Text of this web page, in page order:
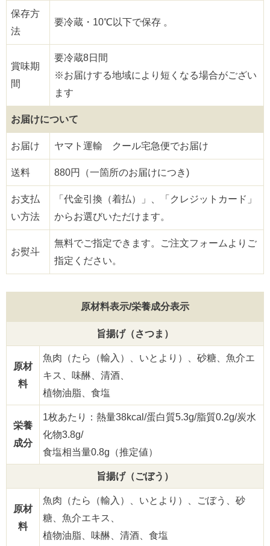
保存方
法
要冷蔵・10℃以下で保存 。
賞味期
間
要冷蔵8日間
※お届けする地域により短くなる場合がござい
ます
お届けについて
お届け ヤマト運輸 クール宅急便でお届け
送料 880円（一箇所のお届けにつき)
お支払
い方法
「代金引換（着払）」、「クレジットカード」
からお選びいただけます。
お熨斗
無料でご指定できます。ご注文フォームよりご
指定ください。
原材料表示/栄養成分表示
旨揚げ（さつま）
原材
料
魚肉（たら（輸入）、いとより）、砂糖、魚介エ
キス、味醂、清酒、
植物油脂、食塩
栄養
成分
1枚あたり：熱量38kcal/蛋白質5.3g/脂質0.2g/炭水
化物3.8g/
食塩相当量0.8g（推定値）
旨揚げ（ごぼう）
原材
料
魚肉（たら（輸入）、いとより）、ごぼう、砂
糖、魚介エキス、
植物油脂、味醂、清酒、食塩